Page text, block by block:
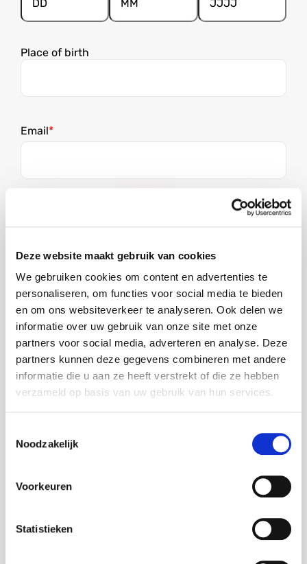
Deze website maakt gebruik van cookies
We gebruiken cookies om content en advertenties te
personaliseren, om functies voor social media te bieden
en om ons websiteverkeer te analyseren. Ook delen we
informatie over uw gebruik van onze site met onze
partners voor social media, adverteren en analyse. Deze
partners kunnen deze gegevens combineren met andere
informatie die u aan ze heeft verstrekt of die ze hebben
verzameld op basis van uw gebruik van hun services.
Noodzakelijk
Voorkeuren
Statistieken
Place of birth
Email
Staten
+1
What is your native language?
Driving license
Nationality